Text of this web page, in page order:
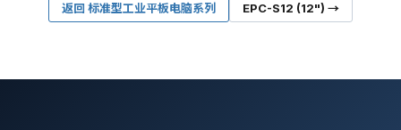
返回 标准型工业平板电脑系列 EPC-S12 (12") →